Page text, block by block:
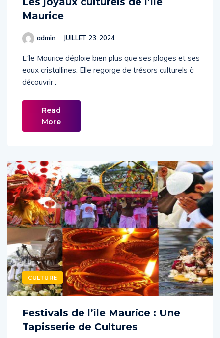
Maurice
admin JUILLET 23, 2024
L’île Maurice déploie bien plus que ses plages et ses
eaux cristallines. Elle regorge de trésors culturels à
découvrir :
Read
More
CULTURE
Festivals de l’île Maurice : Une
Tapisserie de Cultures